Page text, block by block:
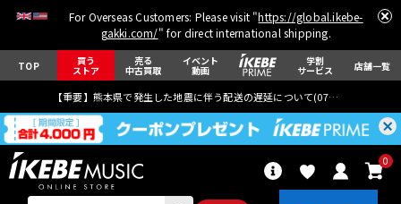
For Overseas Customers: Please visit "https://global.ikebe-
gakki.com/" for direct international shipping.
TOP 買う
ストア
売る
中古買取
イベント
動画
学割
サービス 店舗一覧
【重要】熊本県で発生した地震に伴う配送の遅延について(07月29日
0